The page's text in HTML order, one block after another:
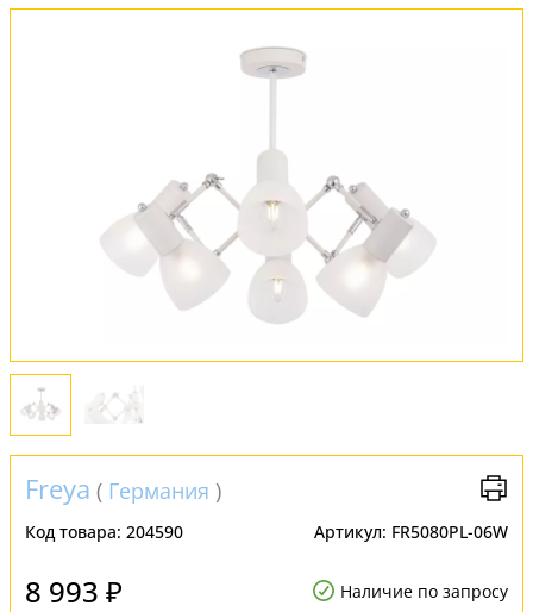
Все о товаре
Комплект лампочек
Оплата и доставка
Обмен и возврат
Установка
FAQ
Отзывы
Freya ( Германия )
Код товара: 204590 Артикул: FR5080PL-06W
8 993 ₽ Наличие по запросу